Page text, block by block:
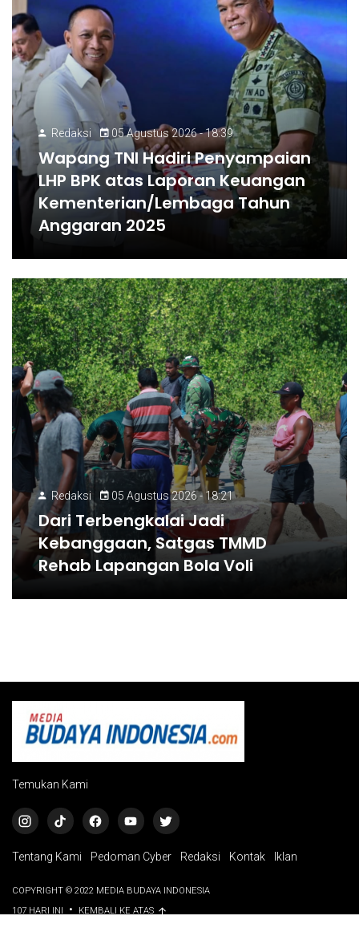
Redaksi 05 Agustus 2026 - 18:39
Wapang TNI Hadiri Penyampaian
LHP BPK atas Laporan Keuangan
Kementerian/Lembaga Tahun
Anggaran 2025
Redaksi 05 Agustus 2026 - 18:21
Dari Terbengkalai Jadi
Kebanggaan, Satgas TMMD
Rehab Lapangan Bola Voli
Temukan Kami
Tentang Kami Pedoman Cyber Redaksi Kontak Iklan
COPYRIGHT © 2022 MEDIA BUDAYA INDONESIA
107 HARI INI
• KEMBALI KE ATAS